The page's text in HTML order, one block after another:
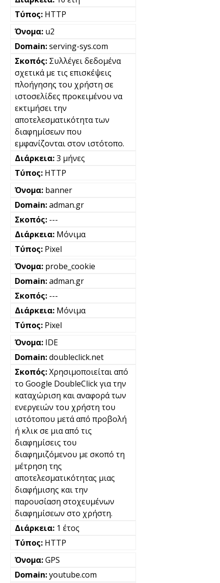
HTTP
u2
serving-sys.com
Συλλέγει δεδομένα
σχετικά με τις επισκέψεις
πλοήγησης του χρήστη σε
ιστοσελίδες προκειμένου να
εκτιμήσει την
αποτελεσματικότητα των
διαφημίσεων που
εμφανίζονται στον ιστότοπο.
3 μήνες
HTTP
banner
adman.gr
---
Μόνιμα
Pixel
probe_cookie
adman.gr
---
Μόνιμα
Pixel
IDE
doubleclick.net
Χρησιμοποιείται από
το Google DoubleClick για την
καταχώριση και αναφορά των
ενεργειών του χρήστη του
ιστότοπου μετά από προβολή
ή κλικ σε μια από τις
διαφημίσεις του
διαφημιζόμενου με σκοπό τη
μέτρηση της
αποτελεσματικότητας μιας
διαφήμισης και την
παρουσίαση στοχευμένων
διαφημίσεων στο χρήστη.
1 έτος
HTTP
GPS
youtube.com